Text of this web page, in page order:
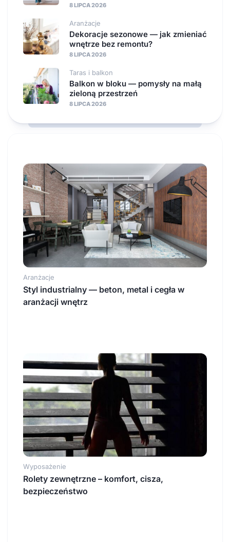
8 LIPCA 2026
Aranżacje
Dekoracje sezonowe — jak zmieniać
wnętrze bez remontu?
8 LIPCA 2026
Taras i balkon
Balkon w bloku — pomysły na małą
zieloną przestrzeń
8 LIPCA 2026
Aranżacje
Styl industrialny — beton, metal i cegła w
aranżacji wnętrz
Wyposażenie
Rolety zewnętrzne – komfort, cisza,
bezpieczeństwo